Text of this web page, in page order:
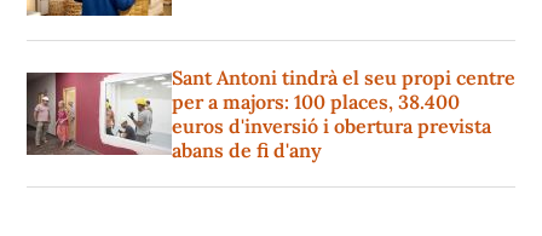
Sant Antoni tindrà el seu propi centre
per a majors: 100 places, 38.400
euros d'inversió i obertura prevista
abans de fi d'any